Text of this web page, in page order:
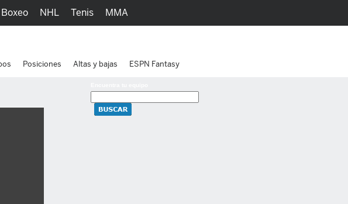
Boxeo NHL Tenis MMA
Posiciones Altas y bajas ESPN Fantasy